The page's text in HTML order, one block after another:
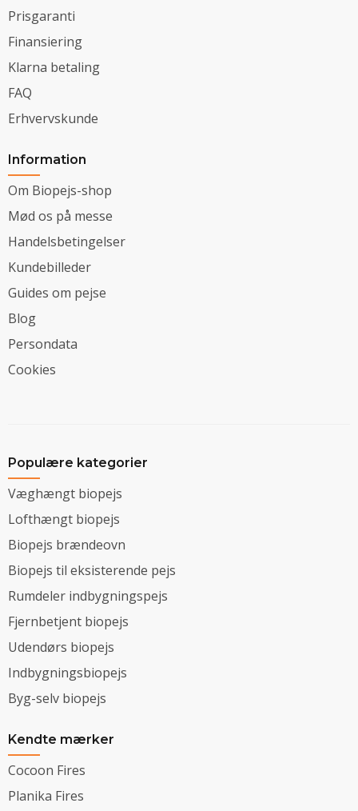
Prisgaranti
Finansiering
Klarna betaling
FAQ
Erhvervskunde
Information
Om Biopejs-shop
Mød os på messe
Handelsbetingelser
Kundebilleder
Guides om pejse
Blog
Persondata
Cookies
Populære kategorier
Væghængt biopejs
Lofthængt biopejs
Biopejs brændeovn
Biopejs til eksisterende pejs
Rumdeler indbygningspejs
Fjernbetjent biopejs
Udendørs biopejs
Indbygningsbiopejs
Byg-selv biopejs
Kendte mærker
Cocoon Fires
Planika Fires